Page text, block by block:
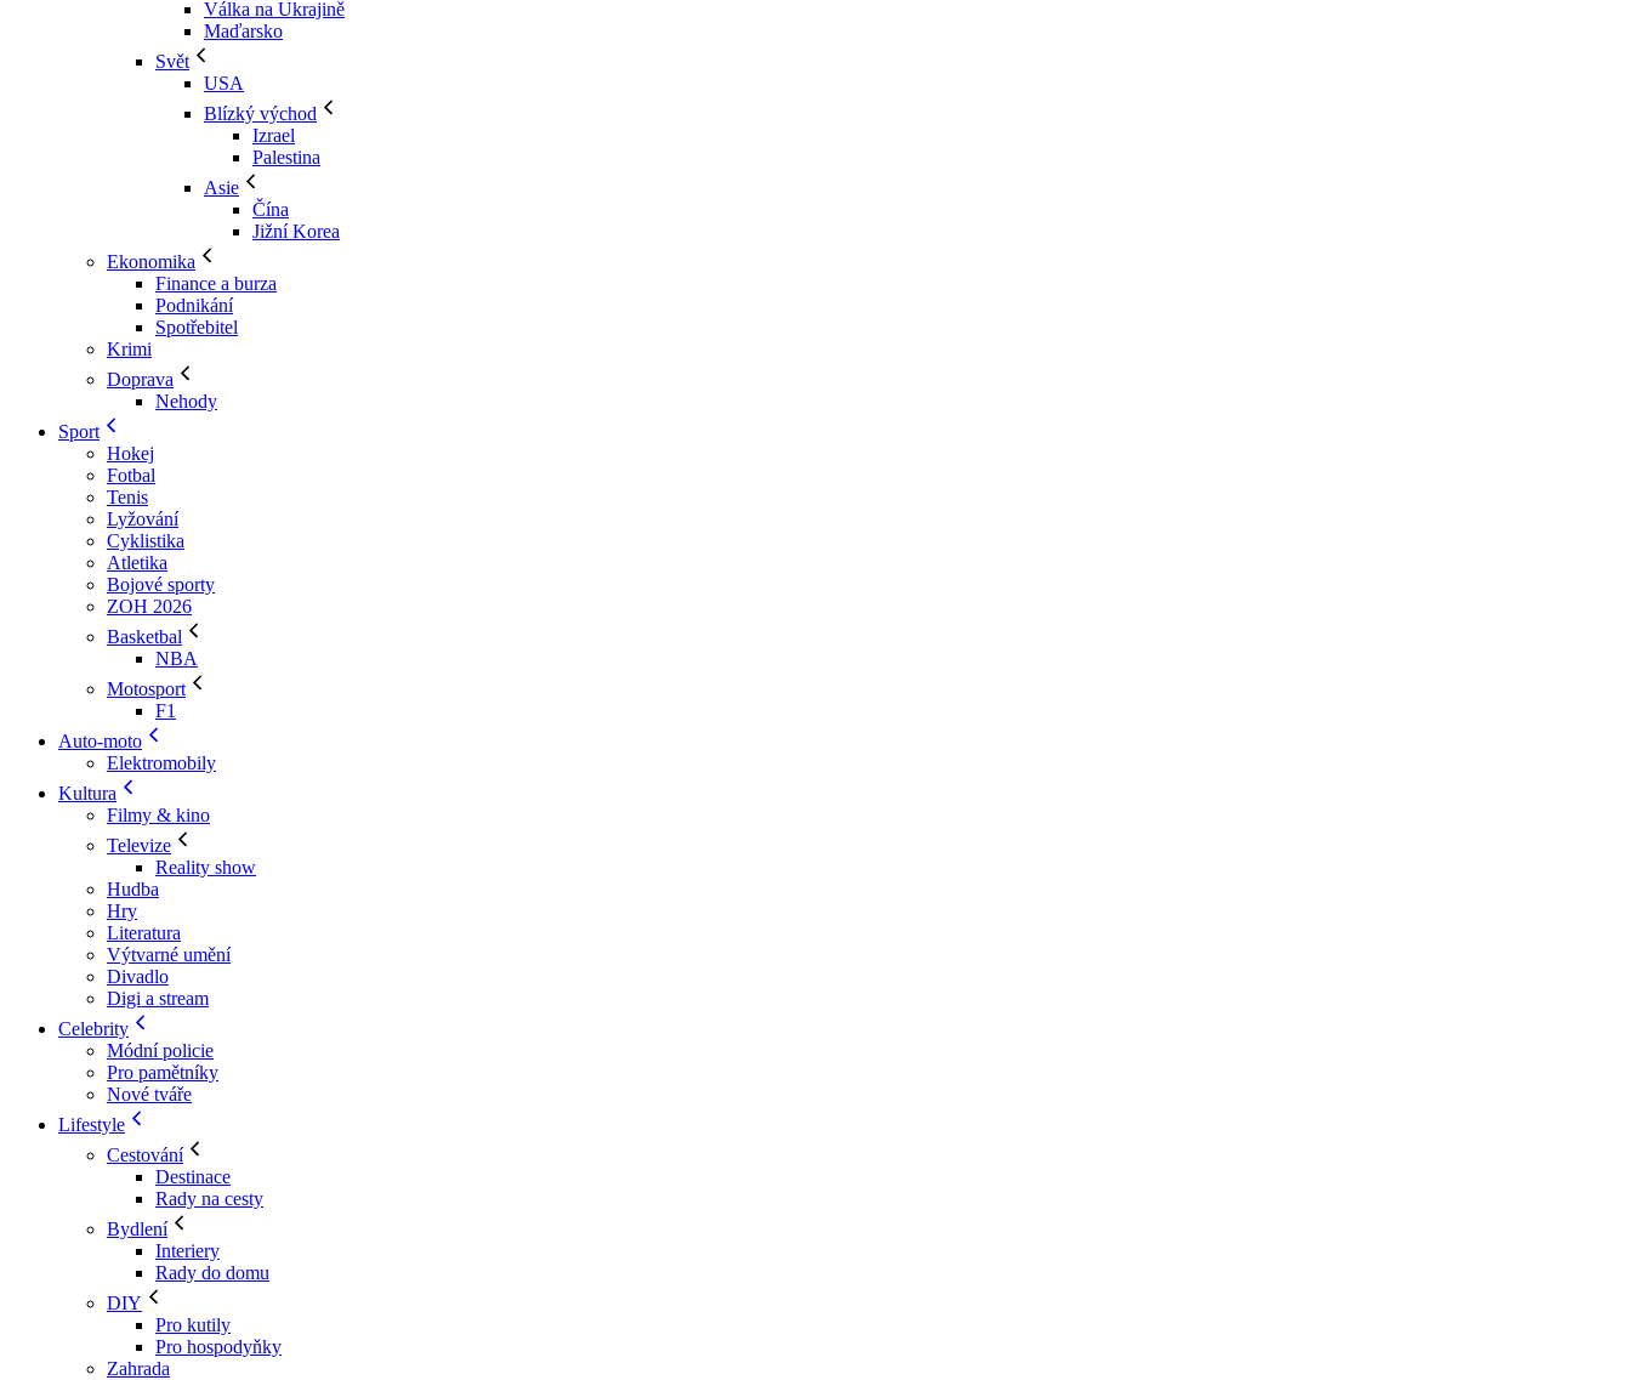
Válka na Ukrajině
Maďarsko
Svět
USA
Blízký východ
Izrael
Palestina
Asie
Čína
Jižní Korea
Ekonomika
Finance a burza
Podnikání
Spotřebitel
Krimi
Doprava
Nehody
Sport
Hokej
Fotbal
Tenis
Lyžování
Cyklistika
Atletika
Bojové sporty
ZOH 2026
Basketbal
NBA
Motosport
F1
Auto-moto
Elektromobily
Kultura
Filmy & kino
Televize
Reality show
Hudba
Hry
Literatura
Výtvarné umění
Divadlo
Digi a stream
Celebrity
Módní policie
Pro pamětníky
Nové tváře
Lifestyle
Cestování
Destinace
Rady na cesty
Bydlení
Interiery
Rady do domu
DIY
Pro kutily
Pro hospodyňky
Zahrada